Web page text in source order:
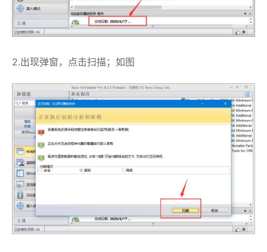
2.出现弹窗，点击扫描；如图